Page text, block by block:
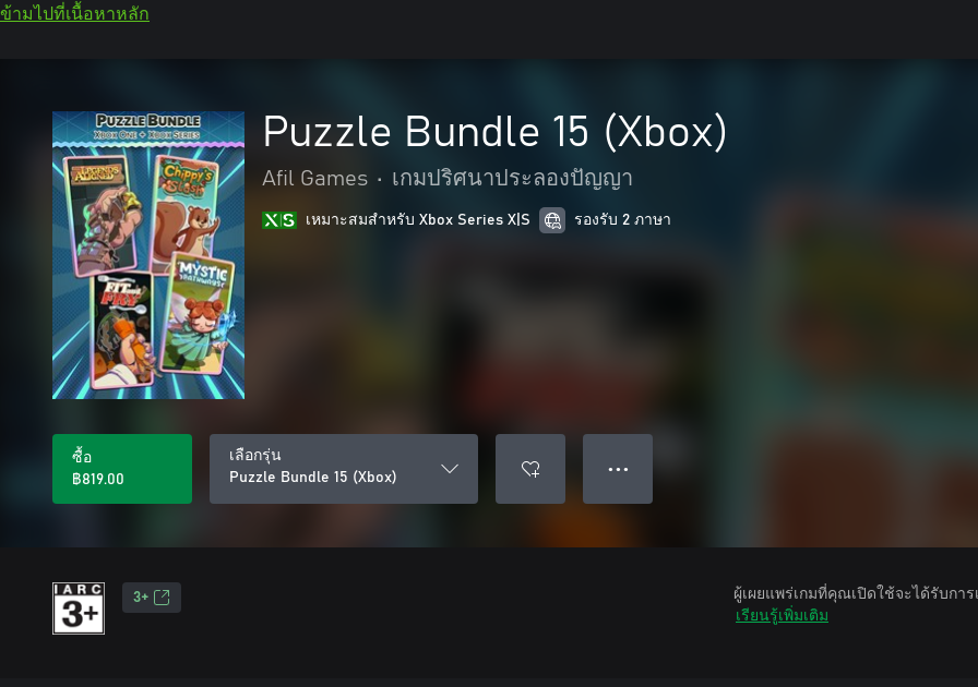
ข้ามไปที่เนื้อหาหลัก
Puzzle Bundle 15 (Xbox)
Afil Games • เกมปริศนาประลองปัญญา
เหมาะสมสําหรับ Xbox Series X|S รองรับ 2 ภาษา
ซื้อ
฿819.00
เลือกรุ่น
Puzzle Bundle 15 (Xbox)
● ● ●
3+
ผู้เผยแพร่เกมที่คุณเปิดใช้จะได้รับก
เรียนรู้เพิ่มเติม